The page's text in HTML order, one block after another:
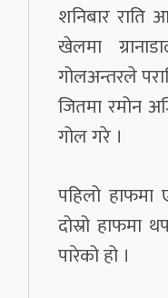
शनिबार
खेलमा
गोलअन्तरले
जितमा रमोन
गोल गरे ।
पहिलो हाफमा
दोस्रो हाफमा
पारेको हो ।